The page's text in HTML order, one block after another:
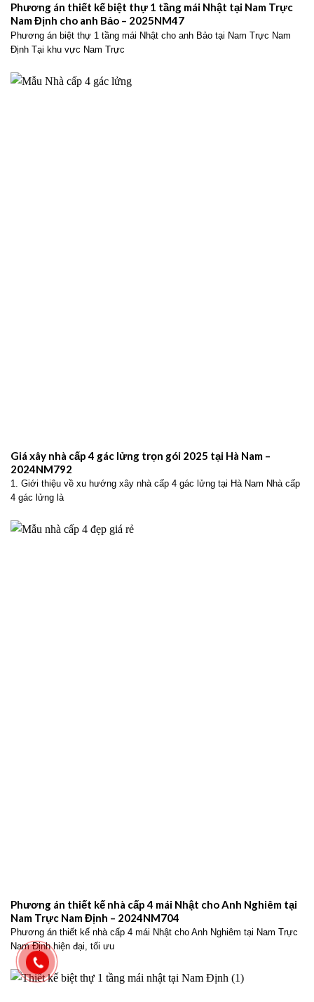
Phương án thiết kế biệt thự 1 tầng mái Nhật tại Nam Trực
Nam Định cho anh Bảo – 2025NM47
Phương án biệt thự 1 tầng mái Nhật cho anh Bảo tại Nam Trực Nam
Định Tại khu vực Nam Trực
Giá xây nhà cấp 4 gác lửng trọn gói 2025 tại Hà Nam –
2024NM792
1. Giới thiệu về xu hướng xây nhà cấp 4 gác lửng tại Hà Nam Nhà cấp
4 gác lửng là
Phương án thiết kế nhà cấp 4 mái Nhật cho Anh Nghiêm tại
Nam Trực Nam Định – 2024NM704
Phương án thiết kế nhà cấp 4 mái Nhật cho Anh Nghiêm tại Nam Trực
Nam Định hiện đại, tối ưu